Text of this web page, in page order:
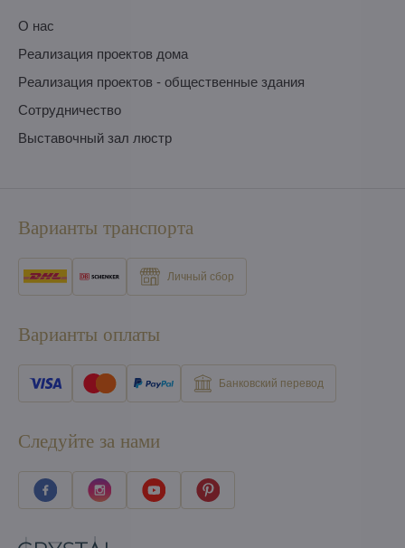
O нас
Pеализация проектов дома
Pеализация проектов - общественные здания
Сотрудничество
Выставочный зал люстр
Варианты транспорта
Личный сбор
Варианты оплаты
Банковский перевод
Следуйте за нами